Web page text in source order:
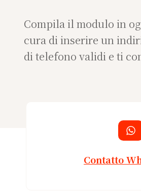
Compila il modulo in
cura di inserire un
di telefono validi e ti
Contatto